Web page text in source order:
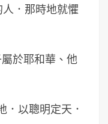
．那時地就懼
於耶和華、他
．以聰明定天．